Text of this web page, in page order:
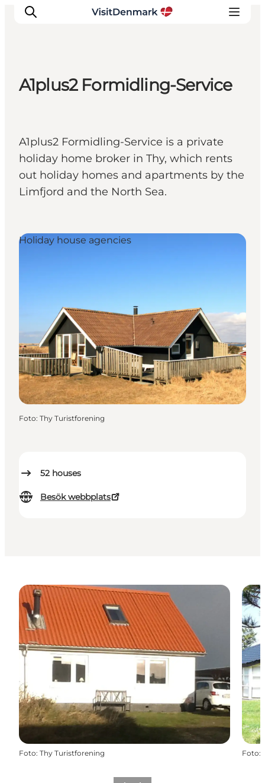
Aktiviteter
Övernatta
Planera resan
A1plus2 Formidling-Service
A1plus2 Formidling-Service is a private
holiday home broker in Thy, which rents
out holiday homes and apartments by the
Limfjord and the North Sea.
52 houses
Besök webbplats
Holiday house agencies
Foto: Thy Turistforening
Foto: Thy Turistforening Foto: